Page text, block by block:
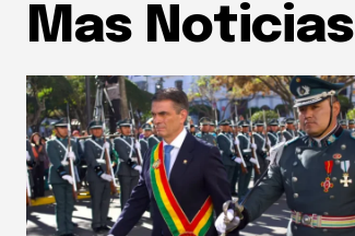
Mas Noticias